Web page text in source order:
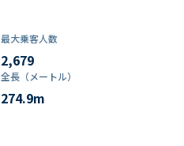
最大乗客人数
2,679
全長（メートル）
274.9m